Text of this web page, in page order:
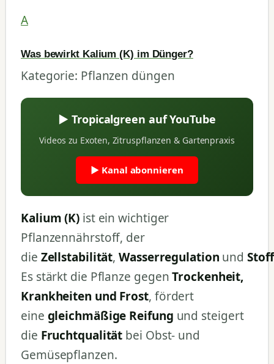
A
Was bewirkt Kalium (K) im Dünger?
Kategorie: Pflanzen düngen
▶ Tropicalgreen auf YouTube
Videos zu Exoten, Zitruspflanzen & Gartenpraxis
▶ Kanal abonnieren
Kalium (K) ist ein wichtiger
Pflanzennährstoff, der
die Zellstabilität,Wasserregulation und
Es stärkt die Pflanze gegenTrockenheit,
Krankheiten und Frost, fördert
eine gleichmäßige Reifung und steigert
die Fruchtqualität bei Obst- und
Gemüsepflanzen.